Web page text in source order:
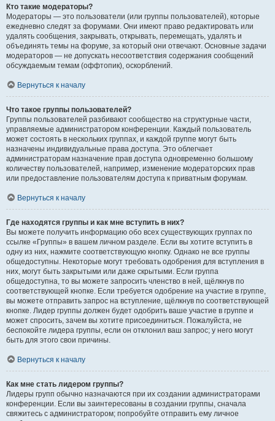
Кто такие модераторы?
Модераторы — это пользователи (или группы пользователей), которые
ежедневно следят за форумами. Они имеют право редактировать или
удалять сообщения, закрывать, открывать, перемещать, удалять и
объединять темы на форуме, за который они отвечают. Основные задачи
модераторов — не допускать несоответствия содержания сообщений
обсуждаемым темам (оффтопик), оскорблений.
Вернуться к началу
Что такое группы пользователей?
Группы пользователей разбивают сообщество на структурные части,
управляемые администратором конференции. Каждый пользователь
может состоять в нескольких группах, и каждой группе могут быть
назначены индивидуальные права доступа. Это облегчает
администраторам назначение прав доступа одновременно большому
количеству пользователей, например, изменение модераторских прав
или предоставление пользователям доступа к приватным форумам.
Вернуться к началу
Где находятся группы и как мне вступить в них?
Вы можете получить информацию обо всех существующих группах по
ссылке «Группы» в вашем личном разделе. Если вы хотите вступить в
одну из них, нажмите соответствующую кнопку. Однако не все группы
общедоступны. Некоторые могут требовать одобрения для вступления в
них, могут быть закрытыми или даже скрытыми. Если группа
общедоступна, то вы можете запросить членство в ней, щёлкнув по
соответствующей кнопке. Если требуется одобрение на участие в группе,
вы можете отправить запрос на вступление, щёлкнув по соответствующей
кнопке. Лидер группы должен будет одобрить ваше участие в группе и
может спросить, зачем вы хотите присоединиться. Пожалуйста, не
беспокойте лидера группы, если он отклонил ваш запрос; у него могут
быть для этого свои причины.
Вернуться к началу
Как мне стать лидером группы?
Лидеры групп обычно назначаются при их создании администраторами
конференции. Если вы заинтересованы в создании группы, сначала
свяжитесь с администратором; попробуйте отправить ему личное